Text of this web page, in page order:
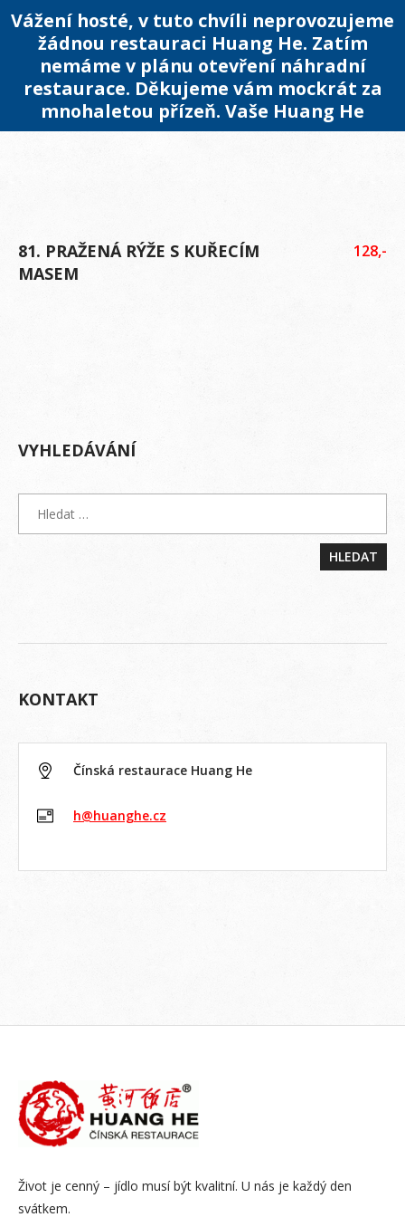
Vážení hosté, v tuto chvíli neprovozujeme
žádnou restauraci Huang He. Zatím
nemáme v plánu otevření náhradní
restaurace. Děkujeme vám mockrát za
mnohaletou přízeň. Vaše Huang He
81. PRAŽENÁ RÝŽE S KUŘECÍM
MASEM
128,-
VYHLEDÁVÁNÍ
KONTAKT
Čínská restaurace Huang He
h@huanghe.cz
Život je cenný – jídlo musí být kvalitní. U nás je každý den
svátkem.